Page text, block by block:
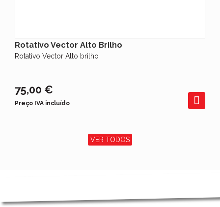
Rotativo Vector Alto Brilho
Rotativo Vector Alto brilho
75,00 €
Preço IVA incluído
VER TODOS